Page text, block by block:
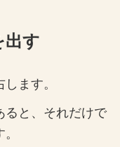
出す
ます。
ると、それだけで